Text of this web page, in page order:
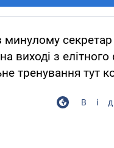
минулому секретар
виході з
тренування тут